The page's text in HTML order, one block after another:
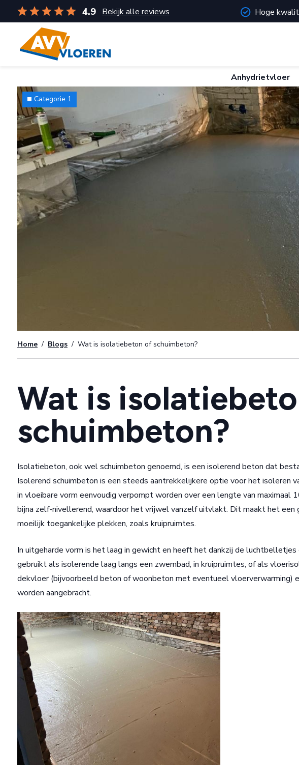
4.9 Bekijk alle reviews Hoge
Anhydrietvloer
Categorie 1
Home / Blogs / Wat is isolatiebeton of schuimbeton?
Wat is
schuimbeton?
Isolatiebeton, ook wel schuimbeton genoemd, is een isolerend beton dat
Isolerend schuimbeton is een steeds aantrekkelijkere optie voor het isoleren
in vloeibare vorm eenvoudig verpompt worden over een lengte van
bijna zelf-nivellerend, waardoor het vrijwel vanzelf uitvlakt. Dit maakt het
moeilijk toegankelijke plekken, zoals kruipruimtes.
In uitgeharde vorm is het laag in gewicht en heeft het dankzij de
gebruikt als isolerende laag langs een zwembad, in kruipruimtes, of als
dekvloer (bijvoorbeeld beton of woonbeton met eventueel vloerverwarming)
worden aangebracht.